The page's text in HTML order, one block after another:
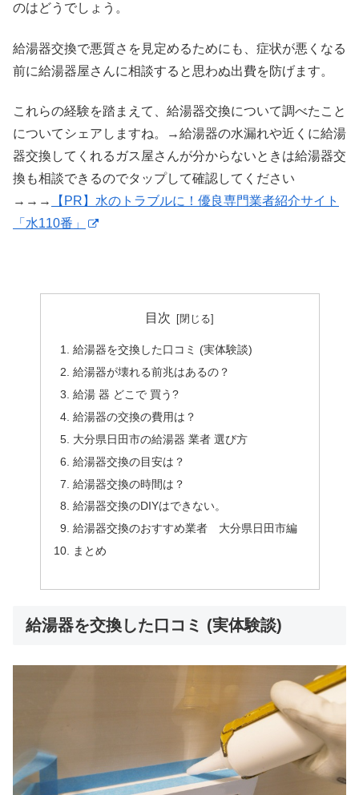
のはどうでしょう。
給湯器交換で悪質さを見定めるためにも、症状が悪くなる
前に給湯器屋さんに相談すると思わぬ出費を防げます。
これらの経験を踏まえて、給湯器交換について調べたこと
についてシェアしますね。→給湯器の水漏れや近くに給湯
器交換してくれるガス屋さんが分からないときは給湯器交
換も相談できるのでタップして確認してください
→→→
【PR】水のトラブルに！優良専門業者紹介サイト
「水110番」
目次
給湯器を交換した口コミ (実体験談)
給湯器が壊れる前兆はあるの？
給湯 器 どこで 買う?
給湯器の交換の費用は？
大分県日田市の給湯器 業者 選び方
給湯器交換の目安は？
給湯器交換の時間は？
給湯器交換のDIYはできない。
給湯器交換のおすすめ業者 大分県日田市編
まとめ
給湯器を交換した口コミ (実体験談)